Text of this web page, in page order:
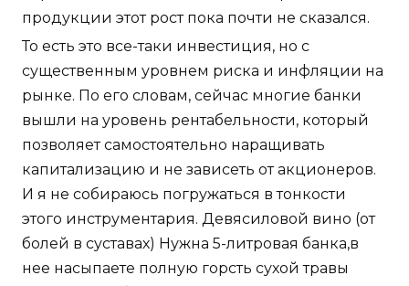
продукции этот рост пока почти не сказался.
То есть это все-таки инвестиция, но с
существенным уровнем риска и инфляции на
рынке. По его словам, сейчас многие банки
вышли на уровень рентабельности, который
позволяет самостоятельно наращивать
капитализацию и не зависеть от акционеров.
И я не собираюсь погружаться в тонкости
этого инструментария. Девясиловой вино (от
болей в суставах) Нужна 5-литровая банка,в
нее насыпаете полную горсть сухой травы